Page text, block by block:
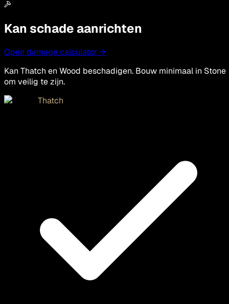
Kan schade aanrichten
Open damage calculator →
Kan Thatch en Wood beschadigen. Bouw minimaal in Stone
om veilig te zijn.
Thatch